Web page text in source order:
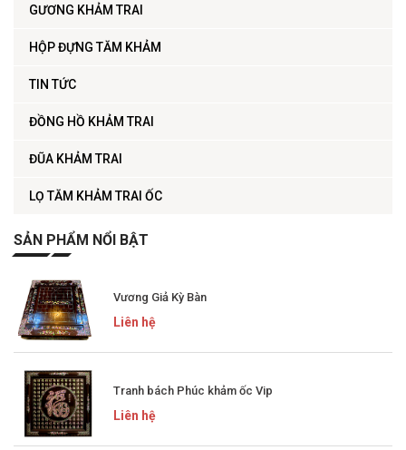
GƯƠNG KHẢM TRAI
HỘP ĐỰNG TĂM KHẢM
TIN TỨC
ĐỒNG HỒ KHẢM TRAI
ĐŨA KHẢM TRAI
LỌ TĂM KHẢM TRAI ỐC
SẢN PHẨM NỔI BẬT
Vương Giả Kỳ Bàn
Liên hệ
Tranh bách Phúc khảm ốc Vip
Liên hệ